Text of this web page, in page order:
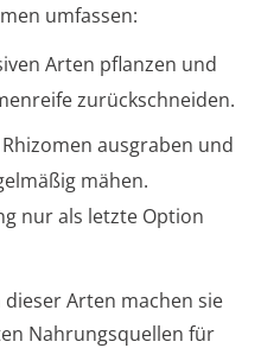
umfassen:
Arten pflanzen und
zurückschneiden.
ausgraben und
mähen.
nur als letzte Option
Arten machen sie
Nahrungsquellen für